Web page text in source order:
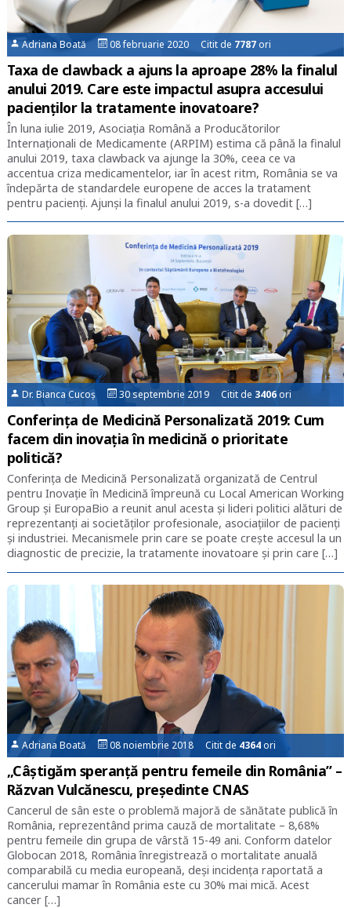
Adriana Boată 08 februarie 2020 Citit de 7787 ori
Taxa de clawback a ajuns la aproape 28% la finalul
anului 2019. Care este impactul asupra accesului
pacienților la tratamente inovatoare?
În luna iulie 2019, Asociația Română a Producătorilor
Internaționali de Medicamente (ARPIM) estima că până la finalul
anului 2019, taxa clawback va ajunge la 30%, ceea ce va
accentua criza medicamentelor, iar în acest ritm, România se va
îndepărta de standardele europene de acces la tratament
pentru pacienți. Ajunși la finalul anului 2019, s-a dovedit […]
Dr. Bianca Cucoș 30 septembrie 2019 Citit de 3406ori
Conferința de Medicină Personalizată 2019: Cum
facem din inovația în medicină o prioritate
politică?
Conferința de Medicină Personalizată organizată de Centrul
pentru Inovație în Medicină împreună cu Local American Working
Group și EuropaBio a reunit anul acesta și lideri politici alături de
reprezentanți ai societăților profesionale, asociațiilor de pacienți
și industriei. Mecanismele prin care se poate crește accesul la un
diagnostic de precizie, la tratamente inovatoare și prin care […]
Adriana Boată 08 noiembrie 2018 Citit de 4364ori
„Câștigăm speranță pentru femeile din România” –
Răzvan Vulcănescu, președinte CNAS
Cancerul de sân este o problemă majoră de sănătate publică în
România, reprezentând prima cauză de mortalitate – 8,68%
pentru femeile din grupa de vârstă 15-49 ani. Conform datelor
Globocan 2018, România înregistrează o mortalitate anuală
comparabilă cu media europeană, deși incidența raportată a
cancerului mamar în România este cu 30% mai mică. Acest
cancer […]